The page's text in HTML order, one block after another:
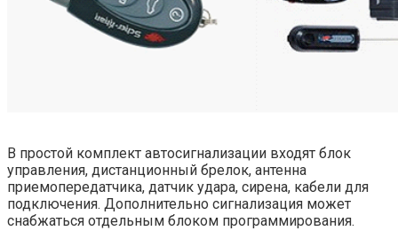
В простой комплект автосигнализации входят блок
управления, дистанционный брелок, антенна
приемопередатчика, датчик удара, сирена, кабели для
подключения. Дополнительно сигнализация может
снабжаться отдельным блоком программирования.